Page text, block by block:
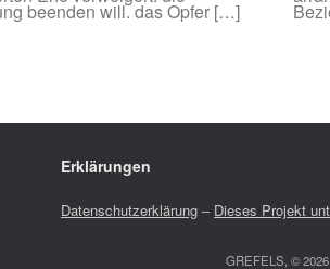
beenden will. das Opfer […]
Erklärungen
Datenschutzerklärung– Dieses Projekt
GREFELS, © 2026